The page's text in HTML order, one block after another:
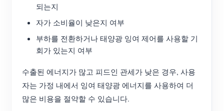
되는지
자가 소비율이 낮은지 여부
부하를 전환하거나 태양광 잉여 제어를 사용할 기
회가 있는지 여부
수출된 에너지가 많고 피드인 관세가 낮은 경우, 사용
자는 가정 내에서 잉여 태양광 에너지를 사용하여 더
많은 비용을 절약할 수 있습니다.